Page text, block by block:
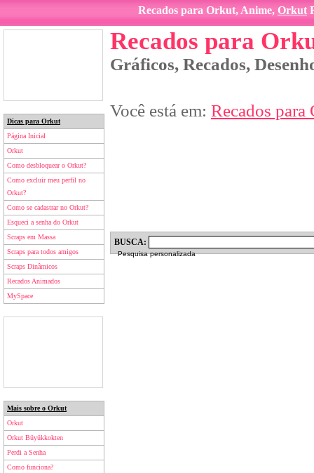
Recados para Orkut, Anime, Orkut
Dicas para Orkut
Página Inicial
Orkut
Como desbloquear o Orkut?
Como excluir meu perfil no
Orkut?
Como se cadastrar no Orkut?
Esqueci a senha do Orkut
Scraps em Massa
Scraps para todos amigos
Scraps Dinâmicos
Recados Animados
MySpace
Mais sobre o Orkut
Orkut
Orkut Büyükkokten
Perdi a Senha
Como funciona?
Recados para
Gráficos, Recados,
Você está em: Recados para
BUSCA:
Pesquisa personalizada